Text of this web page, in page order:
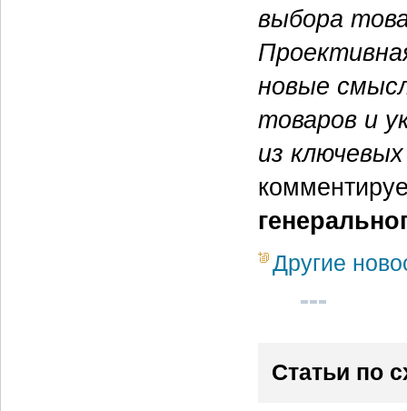
выбора
новые
товаров и
из
Другие
Статьи по